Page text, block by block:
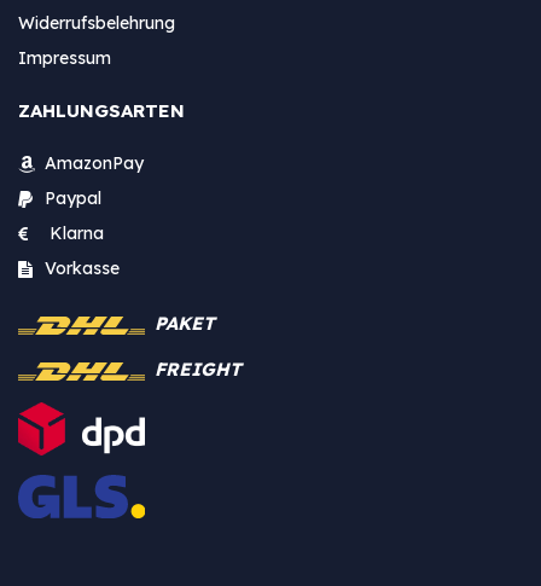
Widerrufsbelehrung
Impressum
ZAHLUNGSARTEN
AmazonPay
Paypal
Klarna
Vorkasse
PAKET
FREIGHT